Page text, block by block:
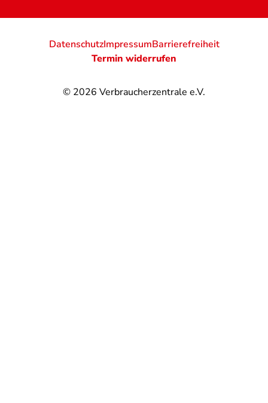
© 2026 Verbraucherzentrale e.V.
DatenschutzImpressumBarrierefreiheit
Termin widerrufen